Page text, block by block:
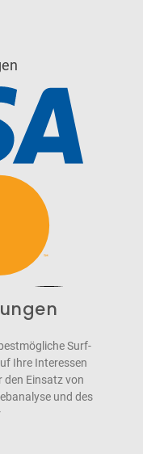
Surf-
Ihre Interessen
Einsatz von
und des